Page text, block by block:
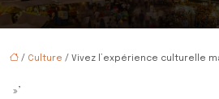
/ Culture / Vivez l’expérience culturelle
»’